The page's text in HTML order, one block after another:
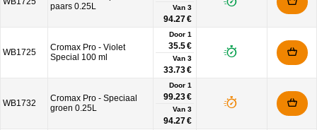
paars 0.25L
Van 3
94.27 €
WB1725
Cromax Pro - Violet
Special 100 ml
Door 1
35.5 €
Van 3
33.73 €
WB1732
Cromax Pro - Speciaal
groen 0.25L
Door 1
99.23 €
Van 3
94.27 €